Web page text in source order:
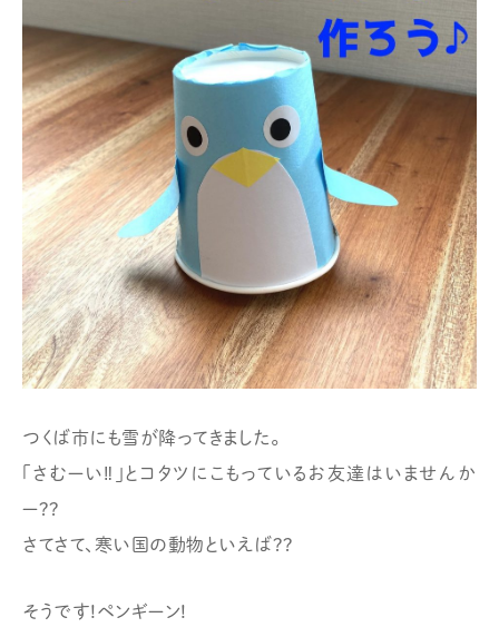
つくば市にも雪が降ってきました。
「さむーい‼︎」とコタツにこもっているお友達はいませんか
ー??
さてさて、寒い国の動物といえば??
そうです!ペンギーン!